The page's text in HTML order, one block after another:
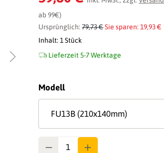
ab 99€)
Ursprünglich:79,73 €Sie sparen: 19,93 €
Inhalt:1 Stück
Lieferzeit 5-7 Werktage
Modellauswählen